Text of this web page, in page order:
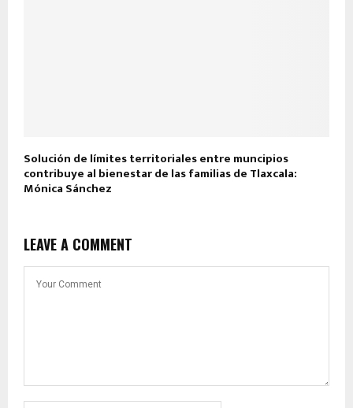
Solución de límites territoriales entre muncipios
contribuye al bienestar de las familias de Tlaxcala:
Mónica Sánchez
LEAVE A COMMENT